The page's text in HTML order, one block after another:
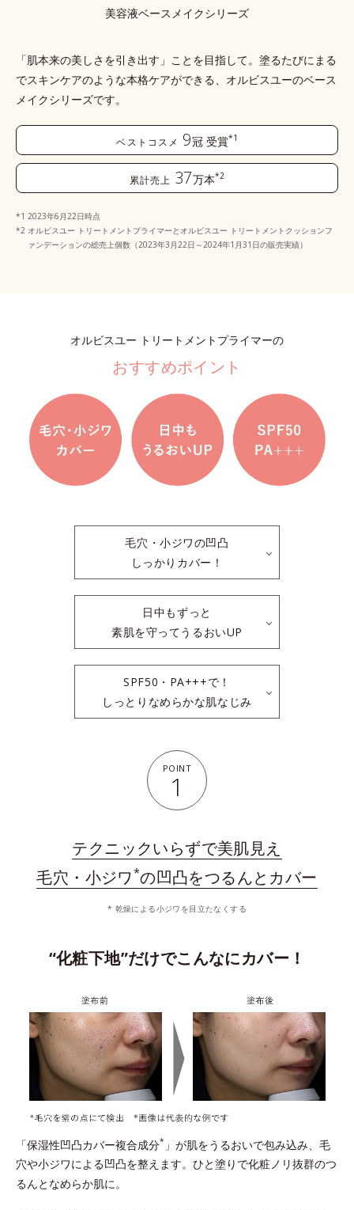
美容液ベースメイクシリーズ
「肌本来の美しさを引き出す」ことを目指して。塗るたびにまる
でスキンケアのような本格ケアができる、 オルビスユーのベース
メイクシリーズです。
ベストコスメ 9冠 受賞*1
累計売上 37万本*2
2023年6月22日時点
オルビスユー トリートメントプライマーとオルビスユー トリートメントクッションフ
ァンデーションの総売上個数（2023年3月22日～2024年1月31日の販売実績）
オルビスユー トリートメントプライマーの
おすすめポイント
毛穴・小ジワの凹凸
しっかりカバー！
日中もずっと
素肌を守ってうるおいUP
SPF50・PA+++で！
しっとりなめらかな肌なじみ
POINT
1
テクニックいらずで美肌見え
毛穴・小ジワ *の凹凸をつるんとカバー
* 乾燥による小ジワを目立たなくする
“化粧下地”だけでこんなにカバー！
「保湿性凹凸カバー複合成分* 」が肌をうるおいで包み込み、毛
穴や小ジワによる凹凸を整えます。ひと塗りで化粧ノリ抜群のつ
るんとなめらか肌に。